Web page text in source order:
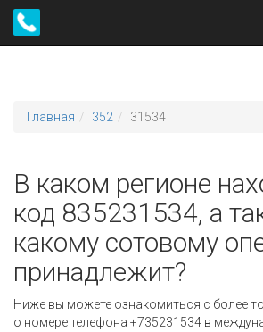
Главная 352 31534
В каком регионе
код 835231534, а
какому сотовому
принадлежит?
Ниже вы можете ознакомиться с более
о номере телефона +735231534 в